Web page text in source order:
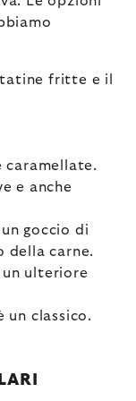
fritte e il
caramellate.
e anche
goccio di
della carne.
un ulteriore
un classico.